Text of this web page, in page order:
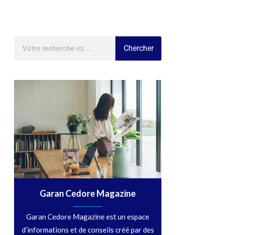
Chercher
Garan Cedore Magazine
Garan Cedore Magazine est un espace
d’informations et de conseils créé par des